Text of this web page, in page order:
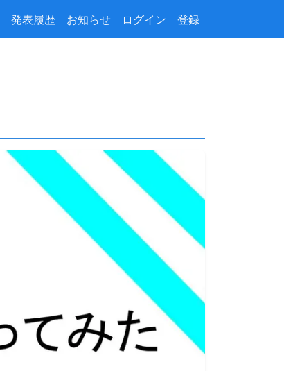
発表履歴 お知らせ ログイン 登録